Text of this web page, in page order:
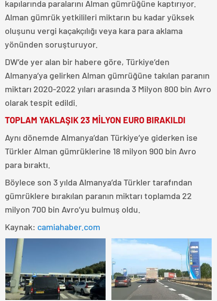
kapılarında paralarını Alman gümrüğüne kaptırıyor.
Alman gümrük yetkilileri miktarın bu kadar yüksek
oluşunu vergi kaçakçılığı veya kara para aklama
yönünden soruşturuyor.
DW’de yer alan bir habere göre, Türkiye’den
Almanya’ya gelirken Alman gümrüğüne takılan paranın
miktarı 2020-2022 yıları arasında 3 Milyon 800 bin Avro
olarak tespit edildi.
TOPLAM YAKLAŞIK 23 MİLYON EURO BIRAKILDI
Aynı dönemde Almanya’dan Türkiye’ye giderken ise
Türkler Alman gümrüklerine 18 milyon 900 bin Avro
para bıraktı.
Böylece son 3 yılda Almanya’da Türkler tarafından
gümrüklere bırakılan paranın miktarı toplamda 22
milyon 700 bin Avro’yu bulmuş oldu.
Kaynak: camiahaber.com